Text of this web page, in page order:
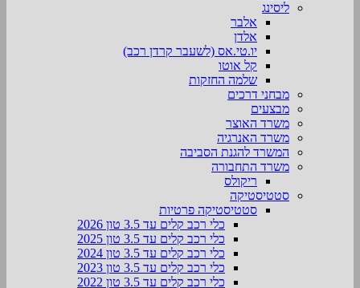
ליסינג
אלבר
אלדן
יו.טי.אס (לשעבר קרדן רכב)
קל אוטו
שלמה החזקות
מבחני דרכים
מבצעים
משרד האוצר
משרד האנרגיה
המשרד להגנת הסביבה
משרד התחבורה
ריקולס
סטטיסטיקה
סטטיסטיקה פרטיות
כלי רכב קלים עד 3.5 טון 2026
כלי רכב קלים עד 3.5 טון 2025
כלי רכב קלים עד 3.5 טון 2024
כלי רכב קלים עד 3.5 טון 2023
כלי רכב קלים עד 3.5 טון 2022